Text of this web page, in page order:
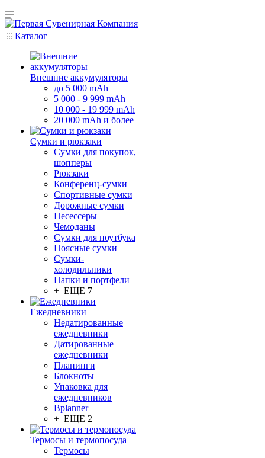
Каталог
Внешние аккумуляторы
до 5 000 mAh
5 000 - 9 999 mAh
10 000 - 19 999 mAh
20 000 mAh и более
Сумки и рюкзаки
Сумки для покупок,
шопперы
Рюкзаки
Конференц-сумки
Спортивные сумки
Дорожные сумки
Несессеры
Чемоданы
Сумки для ноутбука
Поясные сумки
Сумки-
холодильники
Папки и портфели
+ ЕЩЕ 7
Ежедневники
Недатированные
ежедневники
Датированные
ежедневники
Планинги
Блокноты
Упаковка для
ежедневников
Bplanner
+ ЕЩЕ 2
Термосы и термопосуда
Термосы